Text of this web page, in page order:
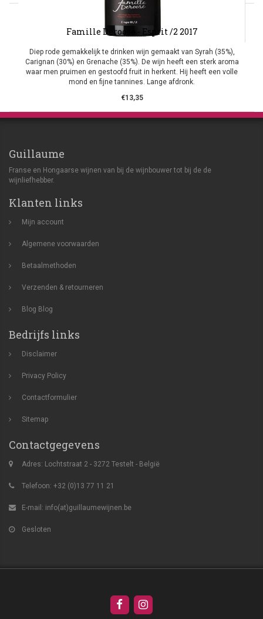
Famille Deroose - Esprit /2 2017
Diep rode gemakkelijk te drinken wijn gemaakt van Syrah (35%),
Carignan (30%) en Grenache (35%). De wijn heeft een sterk aroma
waar men pruimen en gestoofd fruit in herkent. Hij heeft een volle
mond en fijne tannines. Lange afdronk.
€13,35
Guillaume
Franse en Hongaarse wijnen van bij de wijnbouwer tot bij de de
wijnliefhebber.
Klanten links
Mijn account
Algemene voorwaarden
Betaalmethoden
Verzenden & retourneren
Blog Blog
Bedrijfs links
Disclaimer
Privacy Policy
Contactformulier
Sitemap
Contactgegevens
Adres: Lochtstraat 2 - 3272 Testelt - België
Telefoon: +32 (0)13 77 11 21
E-mail: info(at)guillaumewijnen.be
Gesloten